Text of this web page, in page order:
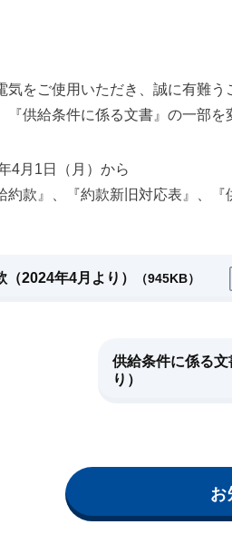
気をご使用いただき、誠に有難う
『供給条件に係る文書』の一部
4月1日（月）から
約款』、『約款新旧対応表』、『
（2024年4月より） （945KB）
供給条件に係る
り）
お